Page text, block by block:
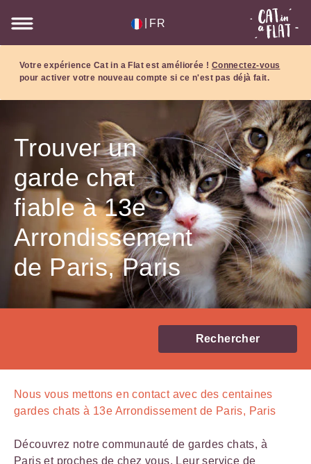
FR
Votre expérience Cat in a Flat est améliorée ! Connectez-vous
pour activer votre nouveau compte si ce n'est pas déjà fait.
Trouver un
garde chat
fiable à 13e
Arrondissement
de Paris, Paris
Rechercher
Nous vous mettons en contact avec des centaines
gardes chats à 13e Arrondissement de Paris, Paris
Découvrez notre communauté de gardes chats, à
Paris et proches de chez vous. Leur service de